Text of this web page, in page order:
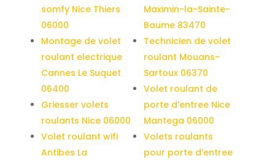
somfy Nice Thiers
06000
Montage de volet
roulant electrique
Cannes Le Suquet
06400
Griesser volets
roulants Nice 06000
Volet roulant wifi
Antibes La
Maximin-la-Sainte-
Baume 83470
Technicien de volet
roulant Mouans-
Sartoux 06370
Volet roulant de
porte d'entree Nice
Mantega 06000
Volets roulants
pour porte d'entree